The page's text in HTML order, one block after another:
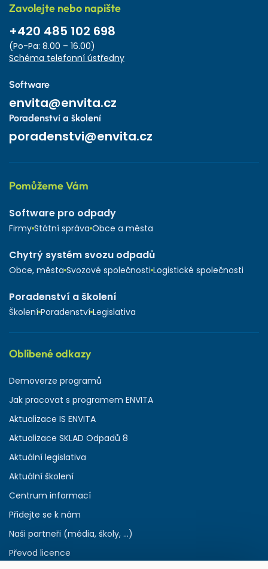
Zavolejte nebo napište
+420 485 102 698
(Po-Pa: 8.00 – 16.00)
Schéma telefonní ústředny
Software
envita@envita.cz
Poradenství a školení
poradenstvi@envita.cz
Pomůžeme Vám
Software pro odpady
Firmy Státní správa Obce a města
Chytrý systém svozu odpadů
Obce, města Svozové společnosti Logistické společnosti
Poradenství a školení
Školení Poradenství Legislativa
Oblíbené odkazy
Demoverze programů
Jak pracovat s programem ENVITA
Aktualizace IS ENVITA
Aktualizace SKLAD Odpadů 8
Aktuální legislativa
Aktuální školení
Centrum informací
Přidejte se k nám
Naši partneři (média, školy, ...)
Převod licence